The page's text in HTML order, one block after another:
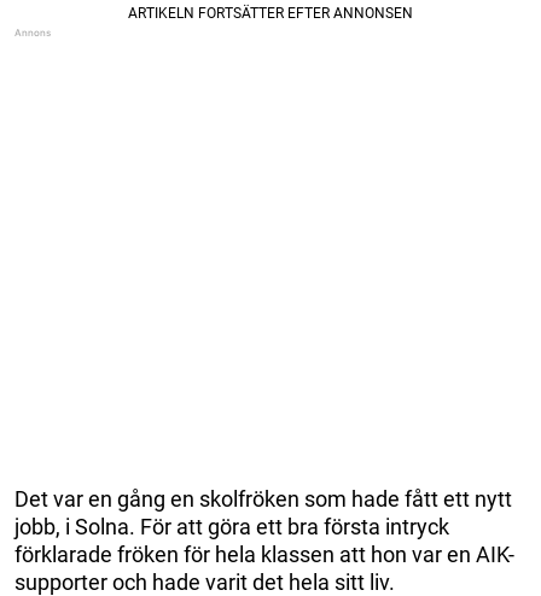
Det var en gång en skolfröken som hade fått ett nytt
jobb, i Solna. För att göra ett bra första intryck
förklarade fröken för hela klassen att hon var en AIK-
supporter och hade varit det hela sitt liv.